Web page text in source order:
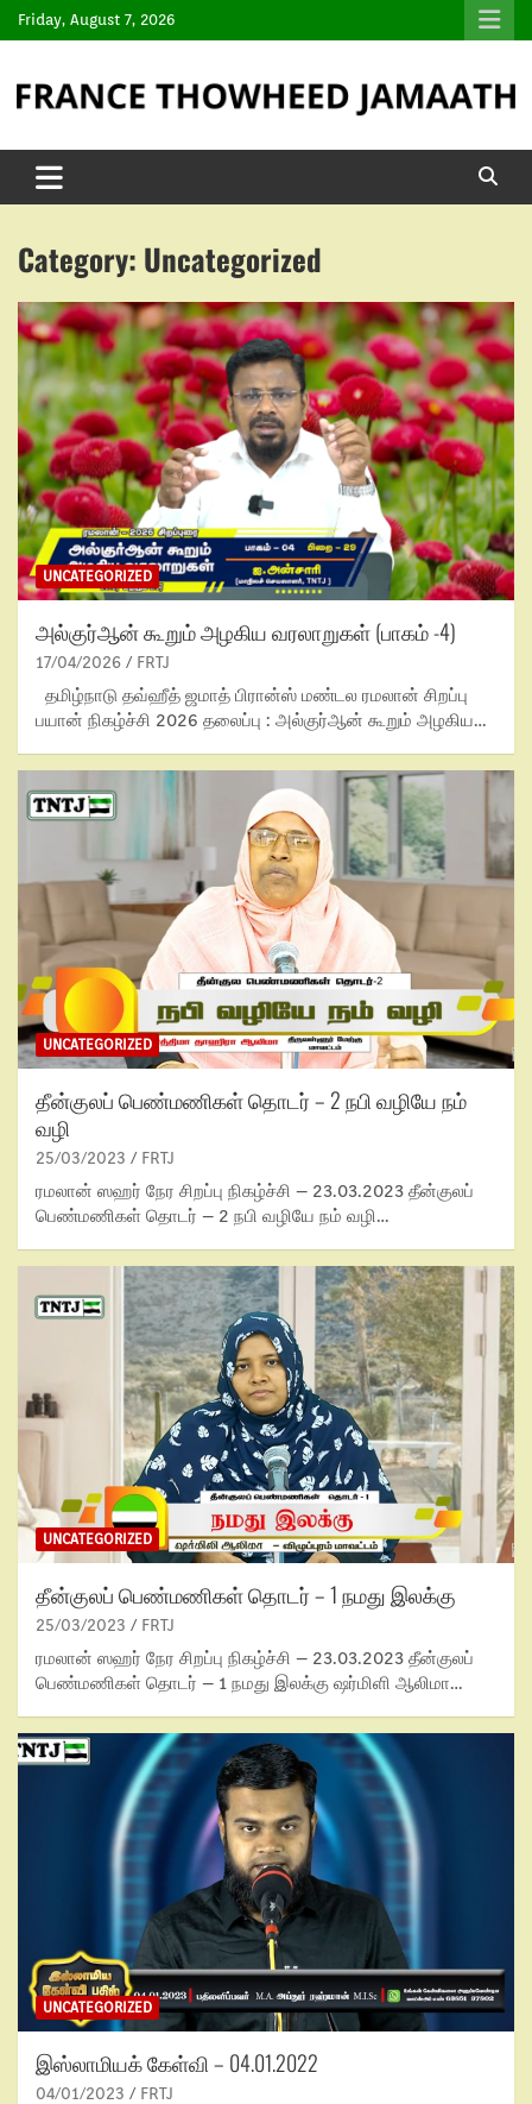
Friday, August 7, 2026
Category: Uncategorized
UNCATEGORIZED
அல்குர்ஆன் கூறும் அழகிய வரலாறுகள் (பாகம் -4)
17/04/2026 FRTJ
தமிழ்நாடு தவ்ஹீத் ஜமாத் பிரான்ஸ் மண்டல ரமலான் சிறப்பு
பயான் நிகழ்ச்சி 2026 தலைப்பு : அல்குர்ஆன் கூறும் அழகிய…
UNCATEGORIZED
தீன்குலப் பெண்மணிகள் தொடர் – 2 நபி வழியே நம்
வழி
25/03/2023 FRTJ
ரமலான் ஸஹர் நேர சிறப்பு நிகழ்ச்சி – 23.03.2023 தீன்குலப்
பெண்மணிகள் தொடர் – 2 நபி வழியே நம் வழி…
UNCATEGORIZED
தீன்குலப் பெண்மணிகள் தொடர் – 1 நமது இலக்கு
25/03/2023 FRTJ
ரமலான் ஸஹர் நேர சிறப்பு நிகழ்ச்சி – 23.03.2023 தீன்குலப்
பெண்மணிகள் தொடர் – 1 நமது இலக்கு ஷர்மிளி ஆலிமா…
UNCATEGORIZED
இஸ்லாமியக் கேள்வி – 04.01.2022
04/01/2023 FRTJ